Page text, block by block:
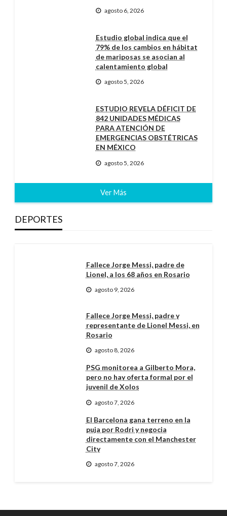
agosto 6, 2026
Estudio global indica que el
79% de los cambios en hábitat
de mariposas se asocian al
calentamiento global
agosto 5, 2026
ESTUDIO REVELA DÉFICIT DE
842 UNIDADES MÉDICAS
PARA ATENCIÓN DE
EMERGENCIAS OBSTÉTRICAS
EN MÉXICO
agosto 5, 2026
Ver Más
DEPORTES
Fallece Jorge Messi, padre de
Lionel, a los 68 años en Rosario
agosto 9, 2026
Fallece Jorge Messi, padre y
representante de Lionel Messi, en
Rosario
agosto 8, 2026
PSG monitorea a Gilberto Mora,
pero no hay oferta formal por el
juvenil de Xolos
agosto 7, 2026
El Barcelona gana terreno en la
puja por Rodri y negocia
directamente con el Manchester
City
agosto 7, 2026